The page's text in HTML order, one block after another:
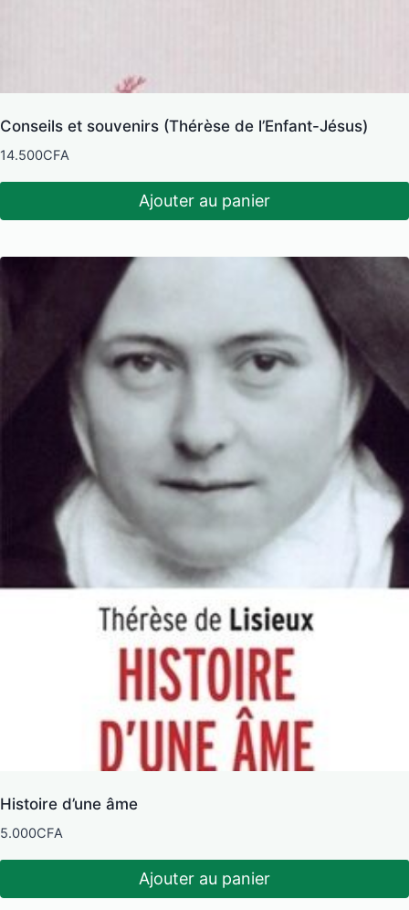
Conseils et souvenirs (Thérèse de l’Enfant-Jésus)
14.500CFA
Ajouter au panier
Histoire d’une âme
5.000CFA
Ajouter au panier